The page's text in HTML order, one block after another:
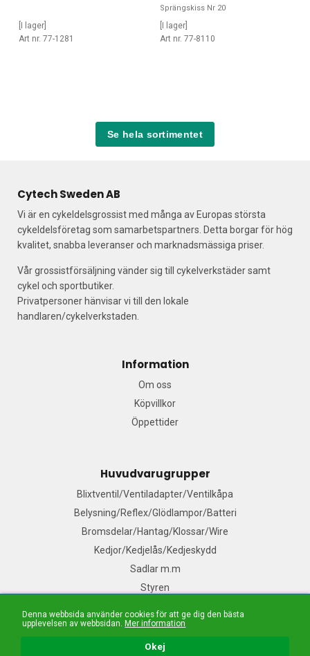
Okej
Denna webbsida använder cookies för att ge dig den bästa
upplevelsen av webbsidan.Mer information
[I lager]
Art nr. 77-1281
Sprängskiss Nr 20
[I lager]
Art nr. 77-8110
Se hela sortimentet
Cytech Sweden AB
Vi är en cykeldelsgrossist med många av Europas största
cykeldelsföretag som samarbetspartners. Detta borgar för hög
kvalitet, snabba leveranser och marknadsmässiga priser.
Vår grossistförsäljning vänder sig till cykelverkstäder samt
cykel och sportbutiker.
Privatpersoner hänvisar vi till den lokale
handlaren/cykelverkstaden.
Information
Om oss
Köpvillkor
Öppettider
Huvudvarugrupper
Blixtventil/Ventiladapter/Ventilkåpa
Belysning/Reflex/Glödlampor/Batteri
Bromsdelar/Hantag/Klossar/Wire
Kedjor/Kedjelås/Kedjeskydd
Sadlar m.m
Styren
Mail:
| Tel: 076-140 91 99| E-handelslösning från
Nordisk E-handel